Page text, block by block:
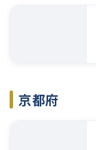
京都府